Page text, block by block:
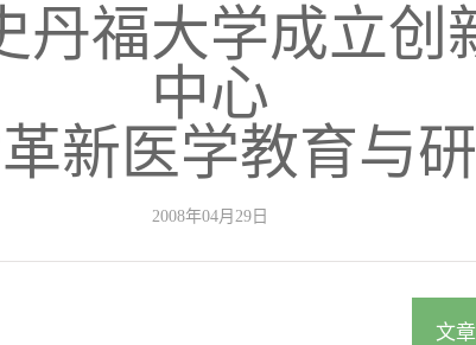
丹福大学成立创
中心
新医学教育与
2008年04月29日
文